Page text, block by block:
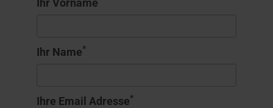
Ihr Vorname
Ihr Name*
Ihre Email Adresse*